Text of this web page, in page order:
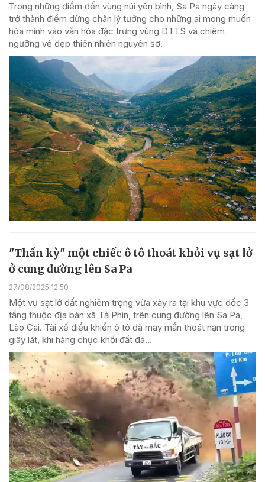
Trong những điểm đến vùng núi yên bình, Sa Pa ngày càng
trở thành điểm dừng chân lý tưởng cho những ai mong muốn
hòa mình vào văn hóa đặc trưng vùng DTTS và chiêm
ngưỡng vẻ đẹp thiên nhiên nguyên sơ.
"Thần kỳ" một chiếc ô tô thoát khỏi vụ sạt lở
ở cung đường lên Sa Pa
27/08/2025 12:50
Một vụ sạt lở đất nghiêm trọng vừa xảy ra tại khu vực dốc 3
tầng thuộc địa bàn xã Tả Phìn, trên cung đường lên Sa Pa,
Lào Cai. Tài xế điều khiển ô tô đã may mắn thoát nạn trong
giây lát, khi hàng chục khối đất đá...